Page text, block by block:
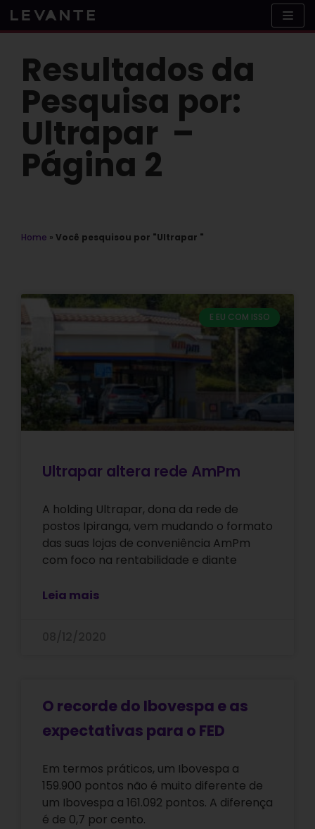
Skip
to
Resultados da
Pesquisa por:
Ultrapar –
Página 2
Home » Você pesquisou por "Ultrapar "
E EU COM ISSO
Ultrapar altera rede AmPm
A holding Ultrapar, dona da rede de
postos Ipiranga, vem mudando o formato
das suas lojas de conveniência AmPm
com foco na rentabilidade e diante
Leia mais
O recorde do Ibovespa e as
expectativas para o FED
Em termos práticos, um Ibovespa a
159.900 pontos não é muito diferente de
um Ibovespa a 161.092 pontos. A diferença
é de 0,7 por cento.